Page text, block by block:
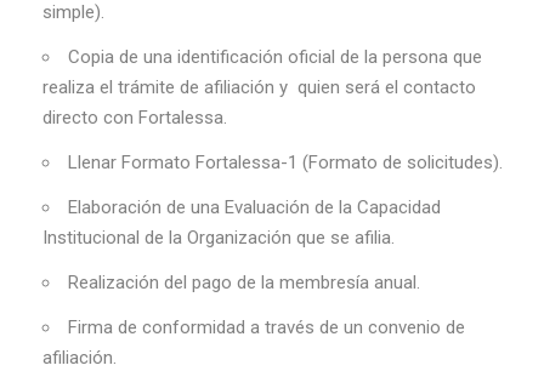
simple).
Copia de una identificación oficial de la persona que
realiza el trámite de afiliación y quien será el contacto
directo con Fortalessa.
Llenar Formato Fortalessa-1 (Formato de solicitudes).
Elaboración de una Evaluación de la Capacidad
Institucional de la Organización que se afilia.
Realización del pago de la membresía anual.
Firma de conformidad a través de un convenio de
afiliación.